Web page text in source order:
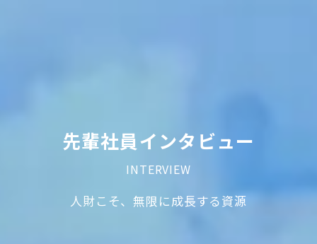
先輩社員インタビュー
INTERVIEW
人財こそ、無限に成長する資源